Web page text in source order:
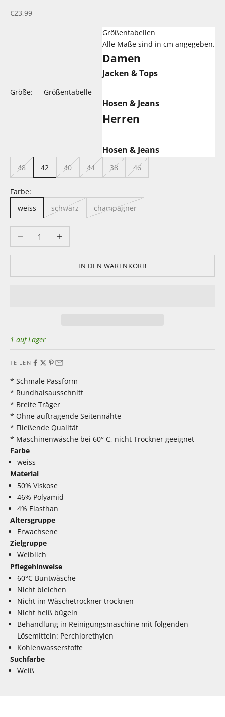
Angebot
€23,99
Größe: Größentabelle
Größentabellen
Alle Maße sind in cm angegeben.
Damen
Jacken & Tops
Hosen & Jeans
Herren
Hosen & Jeans
48 42 40 44 38 46
Farbe:
weiss
schwarz champagner
Anzahl verringernAnzahl erhöhen
IN DEN WARENKORB
1 auf Lager
TEILEN
* Schmale Passform
* Rundhalsausschnitt
* Breite Träger
* Ohne auftragende Seitennähte
* Fließende Qualität
* Maschinenwäsche bei 60° C, nicht Trockner geeignet
Farbe
weiss
Material
50% Viskose
46% Polyamid
4% Elasthan
Altersgruppe
Erwachsene
Zielgruppe
Weiblich
Pflegehinweise
60°C Buntwäsche
Nicht bleichen
Nicht im Wäschetrockner trocknen
Nicht heiß bügeln
Behandlung in Reinigungsmaschine mit folgenden
Lösemitteln: Perchlorethylen
Kohlenwasserstoffe
Suchfarbe
Weiß